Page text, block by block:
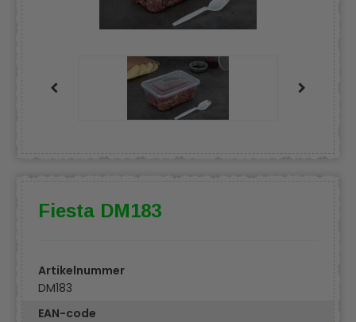
Fiesta DM183
Artikelnummer
DM183
EAN-code